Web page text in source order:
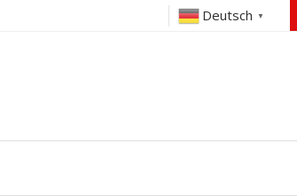
Deutsch ▼